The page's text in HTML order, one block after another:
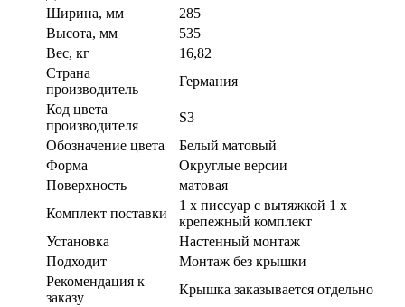
Ширина, мм
285
Высота, мм
535
Вес, кг
16,82
Страна
производитель
Германия
Код цвета
производителя
S3
Обозначение цвета
Белый матовый
Форма
Округлые версии
Поверхность
матовая
Комплект поставки
1 x писсуар с вытяжкой 1 x
крепежный комплект
Установка
Настенный монтаж
Подходит
Монтаж без крышки
Рекомендация к
заказу
Крышка заказывается отдельно